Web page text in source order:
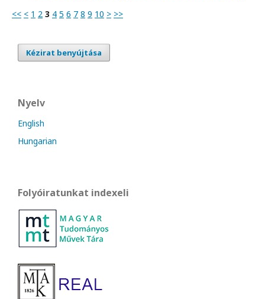
<< < 1 2 3 4 5 6 7 8 9 10 > >>
Kézirat benyújtása
Nyelv
English
Hungarian
Folyóiratunkat indexeli